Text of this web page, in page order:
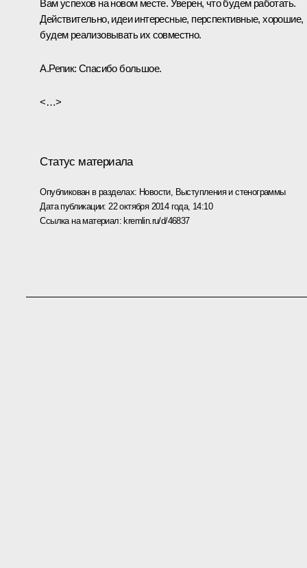
Вам успехов на новом месте. Уверен, что будем работать.
Действительно, идеи интересные, перспективные, хорошие,
будем реализовывать их совместно.
А.Репик: Спасибо большое.
<…>
Статус материала
Опубликован в разделах: Новости, Выступления и стенограммы
Дата публикации: 22 октября 2014 года, 14:10
Ссылка на материал: kremlin.ru/d/46837